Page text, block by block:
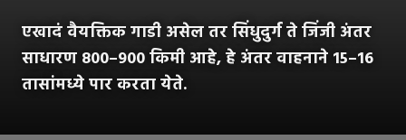
एखादं वैयक्तिक गाडी असेल तर सिंधुदुर्ग ते जिंजी अंतर
साधारण 800–900 किमी आहे, हे अंतर वाहनाने 15–16
तासांमध्ये पार करता येते.